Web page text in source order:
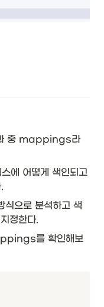
중 mappings라
에 어떻게 색인되고
으로 분석하고 색
정한다.
를 확인해보